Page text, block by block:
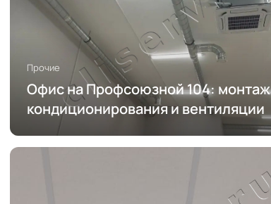
Прочие
Офис на Профсоюзной 104: монтаж
кондиционирования и вентиляции